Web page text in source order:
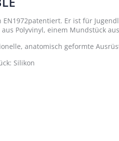
EN1972patentiert. Er ist für
Polyvinyl, einem Mundstück
anatomisch geformte
Silikon